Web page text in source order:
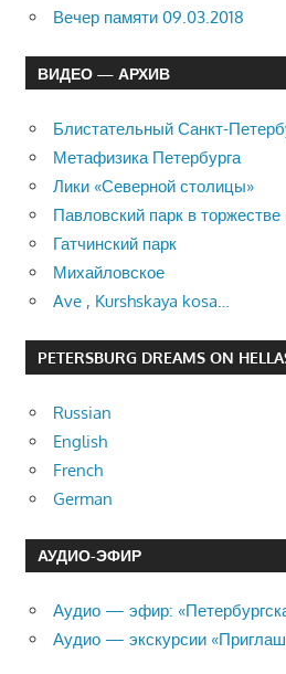
Вечер памяти 09.03.2018
ВИДЕО — АРХИВ
Блистательный Санкт-
Метафизика Петербурга
Лики «Северной столицы»
Павловский парк в
Гатчинский парк
Михайловское
Ave , Kurshskaya kosa…
PETERSBURG DREAMS ON
Russian
English
French
German
АУДИО-ЭФИР
Аудио — эфир:
Аудио — экскурсии